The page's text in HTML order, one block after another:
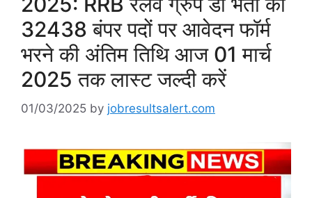
32438 बंपर पदों पर आवेदन फॉर्म
भरने की अंतिम तिथि आज 01 मार्च
2025 तक लास्ट जल्दी करें
01/03/2025 by jobresultsalert.com